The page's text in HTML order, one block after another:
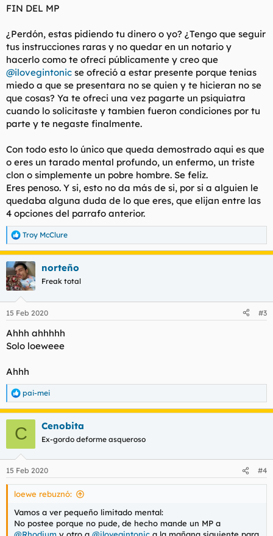
FIN DEL MP
¿Perdón, estas pidiendo tu dinero o yo? ¿Tengo que seguir
tus instrucciones raras y no quedar en un notario y
hacerlo como te ofrecí públicamente y creo que
@ilovegintonic se ofreció a estar presente porque tenias
miedo a que se presentara no se quien y te hicieran no se
que cosas? Ya te ofreci una vez pagarte un psiquiatra
cuando lo solicitaste y tambien fueron condiciones por tu
parte y te negaste finalmente.
Con todo esto lo único que queda demostrado aqui es que
o eres un tarado mental profundo, un enfermo, un triste
clon o simplemente un pobre hombre. Se feliz.
Eres penoso. Y si, esto no da más de si, por si a alguien le
quedaba alguna duda de lo que eres, que elijan entre las
4 opciones del parrafo anterior.
R
e
a
c
c
i
e
:
Troy McClure
norteño
Freak total
15 Feb 2020 #3
Ahhh ahhhhh
Solo loeweee
Ahhh
R
e
a
e
s
pai-mei
C Cenobita
Ex-gordo deforme asqueroso
15 Feb 2020 #4
loewe rebuznó:
Vamos a ver pequeño limitado mental:
No postee porque no pude, de hecho mande un MP a